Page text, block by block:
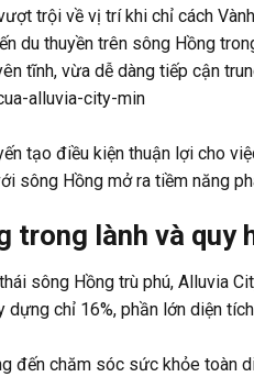
trội về vị trí khi chỉ cách
du thuyền trên sông Hồng
tĩnh, vừa dễ dàng tiếp cận
tạo điều kiện thuận lợi cho
sông Hồng mở ra tiềm năng
trong lành và quy
sông Hồng trù phú, Alluvia
dựng chỉ 16%, phần lớn diện
đến chăm sóc sức khỏe toàn